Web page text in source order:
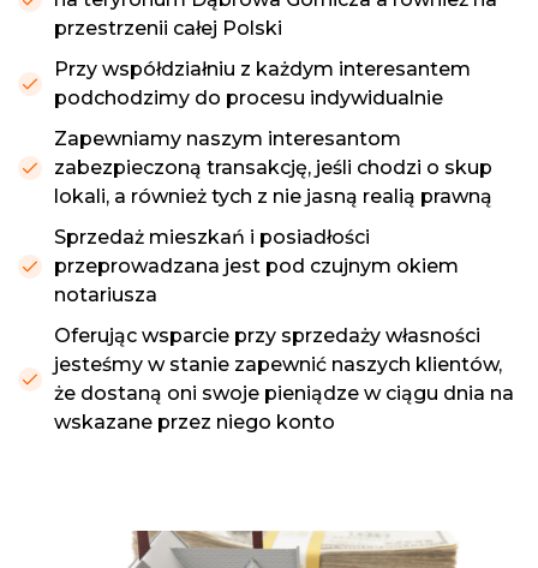
przestrzenii całej Polski
Przy współdziałniu z każdym interesantem
podchodzimy do procesu indywidualnie
Zapewniamy naszym interesantom
zabezpieczoną transakcję, jeśli chodzi o skup
lokali, a również tych z nie jasną realią prawną
Sprzedaż mieszkań i posiadłości
przeprowadzana jest pod czujnym okiem
notariusza
Oferując wsparcie przy sprzedaży własności
jesteśmy w stanie zapewnić naszych klientów,
że dostaną oni swoje pieniądze w ciągu dnia na
wskazane przez niego konto